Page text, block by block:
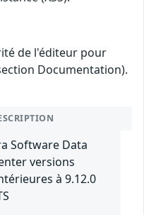
de l'éditeur pour
Documentation).
Software Data
versions
à 9.12.0